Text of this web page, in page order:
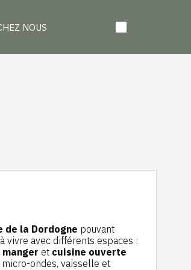
NOUS
de la Dordogne pouvant
vivre avec différents espaces :
et cuisine ouverte
ondes, vaisselle et